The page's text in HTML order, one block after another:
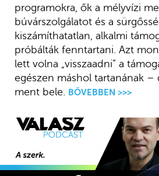
programokra, ők a mélyvízi
búvárszolgálatot és a
kiszámíthatatlan, alkalmi
próbálták fenntartani. Azt
lett volna „visszaadni” a
egészen máshol tartanának –
ment bele.
BŐVEBBEN >>>